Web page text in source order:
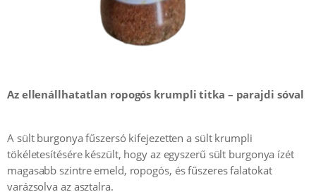
Az ellenállhatatlan ropogós krumpli titka – parajdi sóval
A sült burgonya fűszersó kifejezetten a sült krumpli
tökéletesítésére készült, hogy az egyszerű sült burgonya ízét
magasabb szintre emeld, ropogós, és fűszeres falatokat
varázsolva az asztalra.